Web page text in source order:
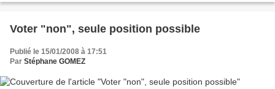
Voter "non", seule position possible
Publié le 15/01/2008 à 17:51
Par Stéphane GOMEZ